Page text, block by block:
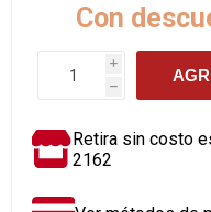
Con
i
h
Retira sin costo
2162